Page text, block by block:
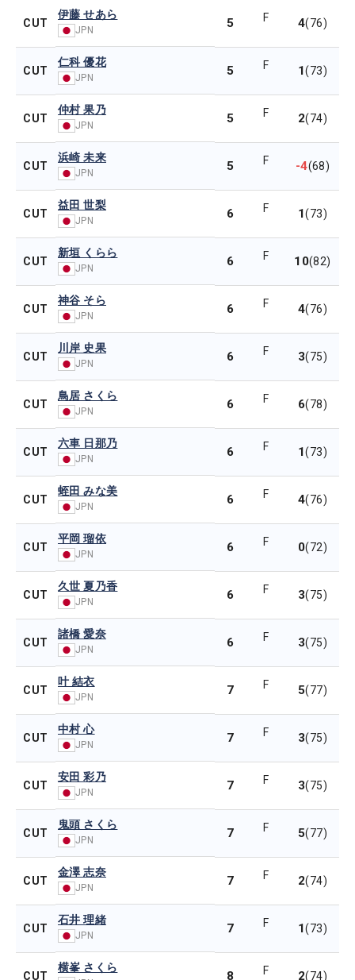
CUT
伊藤 せあら
JPN 5 F 4(76)
CUT
仁科 優花
JPN 5 F 1(73)
CUT
仲村 果乃
JPN 5 F 2(74)
CUT
浜崎 未来
JPN 5 F -4(68)
CUT
益田 世梨
JPN 6 F 1(73)
CUT
新垣 くらら
JPN 6 F 10(82)
CUT
神谷 そら
JPN 6 F 4(76)
CUT
川岸 史果
JPN 6 F 3(75)
CUT
鳥居 さくら
JPN 6 F 6(78)
CUT
六車 日那乃
JPN 6 F 1(73)
CUT
蛭田 みな美
JPN 6 F 4(76)
CUT
平岡 瑠依
JPN 6 F 0(72)
CUT
久世 夏乃香
JPN 6 F 3(75)
CUT
諸橋 愛奈
JPN 6 F 3(75)
CUT
叶 結衣
JPN 7 F 5(77)
CUT
中村 心
JPN 7 F 3(75)
CUT
安田 彩乃
JPN 7 F 3(75)
CUT
鬼頭 さくら
JPN 7 F 5(77)
CUT
金澤 志奈
JPN 7 F 2(74)
CUT
石井 理緒
JPN 7 F 1(73)
CUT
横峯 さくら
8 F 2(74)